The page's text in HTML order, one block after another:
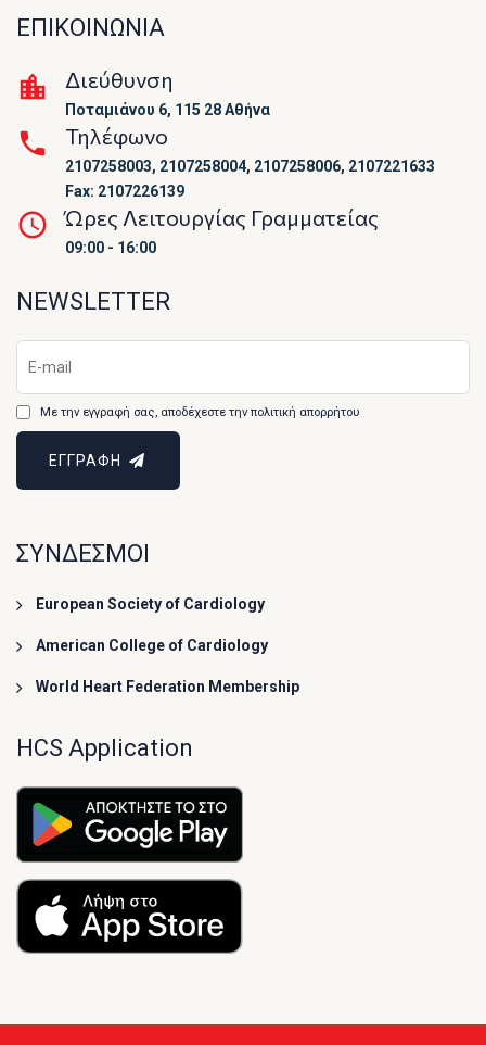
ΕΠΙΚΟΙΝΩΝΙΑ
Διεύθυνση
Ποταμιάνου 6, 115 28 Αθήνα
Τηλέφωνο
2107258003, 2107258004, 2107258006, 2107221633
Fax: 2107226139
Ώρες Λειτουργίας Γραμματείας
09:00 - 16:00
NEWSLETTER
Με την εγγραφή σας, αποδέχεστε την πολιτική απορρήτου
ΕΓΓΡΑΦΗ
ΣΥΝΔΕΣΜΟΙ
European Society of Cardiology
American College of Cardiology
World Heart Federation Membership
HCS Application